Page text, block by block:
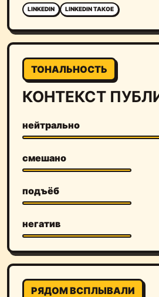
LINKEDIN LINKEDIN ТАКОЕ
ТОНАЛЬНОСТЬ
КОНТЕКСТ
нейтрально
смешано
подъёб
негатив
РЯДОМ ВСПЛЫВАЛИ